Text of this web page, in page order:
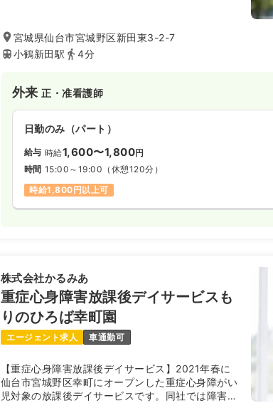
安や悩みに寄り添うアットホームなケアを大切にし
ており、子どもたちの成長を身近でサポートしなが
ら、優しくスマートな医師のもとで安心してスキル
宮城県仙台市宮城野区新田東3-2-7
小鶴新田駅
4分
外来正・准看護師
日勤のみ（パート）
給与 時給1,600〜1,800円
時間 15:00～19:00 （休憩120分）
時給1,800円以上可
株式会社かるみあ
重症心身障害放課後デイサービスも
りのひろば幸町園
エージェント求人 車通勤可
【重症心身障害放課後デイサービス】2021年春に
仙台市宮城野区幸町にオープンした重症心身障がい
児対象の放課後デイサービスです。同社では障害の